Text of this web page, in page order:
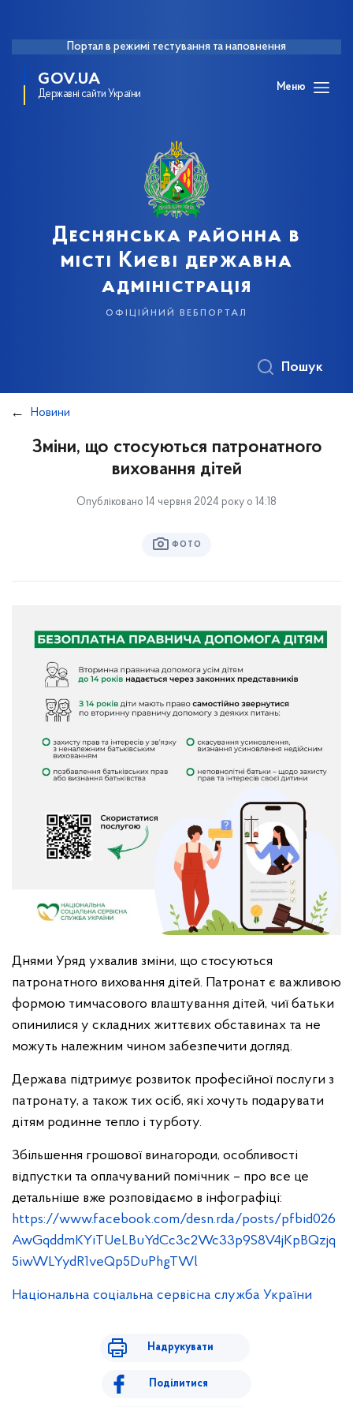
Портал в режимі тестування та наповнення
GOV.UA
Державні сайти України
Меню
Деснянська районна в
місті Києві державна
адміністрація
офіційний вебпортал
Пошук
Новини
Зміни, що стосуються патронатного
виховання дітей
Опубліковано 14 червня 2024 року о 14:18
ФОТО
Днями Уряд ухвалив зміни, що стосуються
патронатного виховання дітей. Патронат є важливою
формою тимчасового влаштування дітей, чиї батьки
опинилися у складних життєвих обставинах та не
можуть належним чином забезпечити догляд.
Держава підтримує розвиток професійної послуги з
патронату, а також тих осіб, які хочуть подарувати
дітям родинне тепло і турботу.
Збільшення грошової винагороди, особливості
відпустки та оплачуваний помічник – про все це
детальніше вже розповідаємо в інфографіці:
https://www.facebook.com/desn.rda/posts/pfbid026
AwGqddmKYiTUeLBuYdCc3c2Wc33p9S8V4jKpBQzjq
5iwWLYydR1veQp5DuPhgTWl
Національна соціальна сервісна служба України
Надрукувати
Поділитися